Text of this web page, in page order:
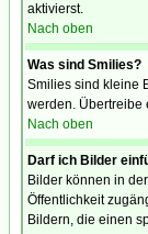
aktivierst.
Nach oben
Was sind Smilies?
Smilies sind kleine
werden. Übertreibe
Nach oben
Darf ich Bilder
Bilder können in
Öffentlichkeit
Bildern, die einen